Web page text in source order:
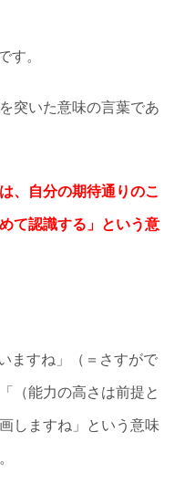
。
突いた意味の言葉であ
、自分の期待通りのこ
て認識する」という意
ますね」（＝さすがで
（能力の高さは前提と
しますね」という意味